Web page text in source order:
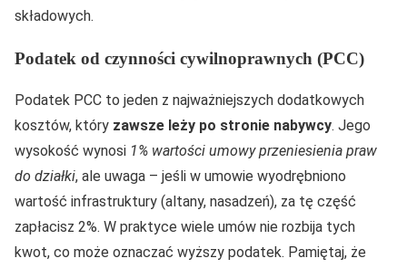
składowych.
Podatek od czynności cywilnoprawnych (PCC)
Podatek PCC to jeden z najważniejszych dodatkowych
kosztów, który zawsze leży po stronie nabywcy. Jego
wysokość wynosi 1% wartości umowy przeniesienia praw
do działki, ale uwaga – jeśli w umowie wyodrębniono
wartość infrastruktury (altany, nasadzeń), za tę część
zapłacisz 2%. W praktyce wiele umów nie rozbija tych
kwot, co może oznaczać wyższy podatek. Pamiętaj, że